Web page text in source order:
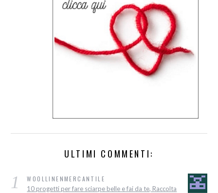
ULTIMI COMMENTI:
1 WOOLLINENMERCANTILE
10 progetti per fare sciarpe belle e fai da te, Raccolta